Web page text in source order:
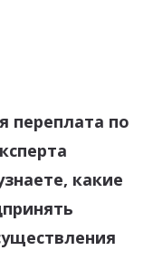
переплата по
какие